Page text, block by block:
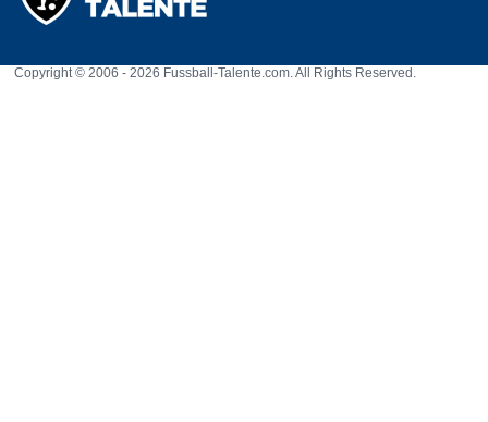
Copyright © 2006 - 2026 Fussball-Talente.com. All Rights Reserved.